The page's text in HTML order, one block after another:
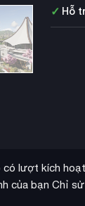
✓ Hỗ
có lượt kích hoạt
của bạn Chỉ sử